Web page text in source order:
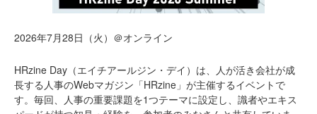
2026年7月28日（火）＠オンライン
HRzine Day（エイチアールジン・デイ）は、人が活き会社が成
長する人事のWebマガジン「HRzine」が主催するイベントで
す。毎回、人事の重要課題を1つテーマに設定し、識者やエキス